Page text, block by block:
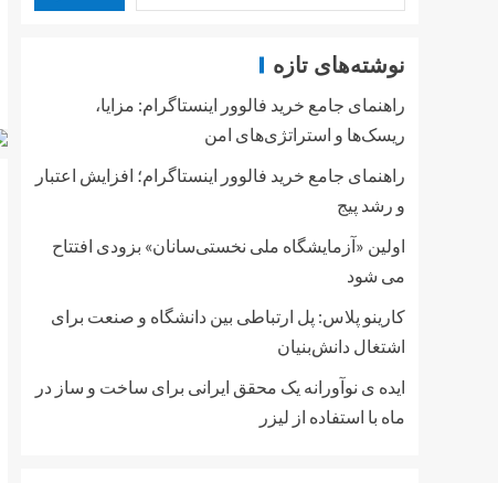
نوشته‌های تازه
راهنمای جامع خرید فالوور اینستاگرام: مزایا،
ریسک‌ها و استراتژی‌های امن
راهنمای جامع خرید فالوور اینستاگرام؛ افزایش اعتبار
و رشد پیج
اولین «آزمایشگاه ملی نخستی‌سانان» بزودی افتتاح
می شود
کارینو پلاس: پل ارتباطی بین دانشگاه و صنعت برای
اشتغال دانش‌بنیان
ایده ی نوآورانه یک محقق ایرانی برای ساخت و ساز در
ماه با استفاده از لیزر